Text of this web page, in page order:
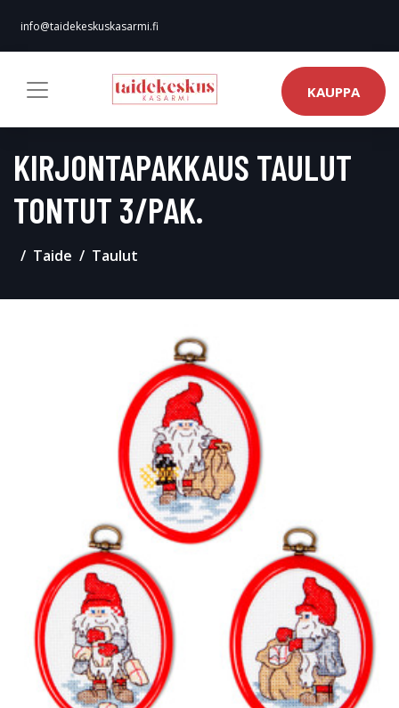
info@taidekeskuskasarmi.fi
KAUPPA
KIRJONTAPAKKAUS TAULUT
TONTUT 3/PAK.
Taide Taulut